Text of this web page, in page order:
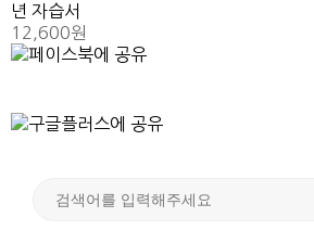
년 자습서
12,600원